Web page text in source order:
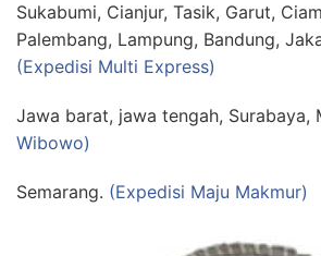
Sukabumi, Cianjur, Tasik, Garut,
Palembang, Lampung, Bandung,
(Expedisi Multi Express)
Jawa barat, jawa tengah, Surabaya,
Wibowo)
Semarang. (Expedisi Maju Makmur)